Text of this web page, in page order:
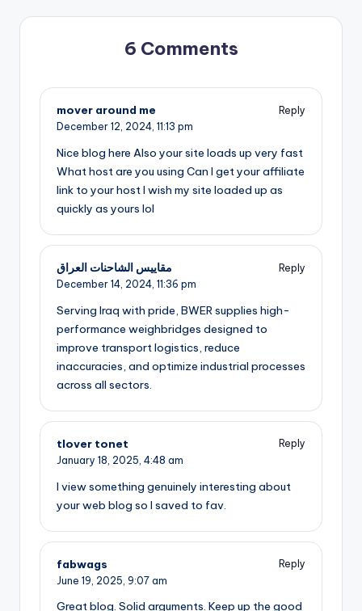
6 Comments
mover around me
Reply
December 12, 2024, 11:13 pm
Nice blog here Also your site loads up very fast
What host are you using Can I get your affiliate
link to your host I wish my site loaded up as
quickly as yours lol
مقاييس الشاحنات العراق
Reply
December 14, 2024, 11:36 pm
Serving Iraq with pride, BWER supplies high-
performance weighbridges designed to
improve transport logistics, reduce
inaccuracies, and optimize industrial processes
across all sectors.
tlover tonet
Reply
January 18, 2025, 4:48 am
I view something genuinely interesting about
your web blog so I saved to fav.
fabwags
Reply
June 19, 2025, 9:07 am
Great blog. Solid arguments. Keep up the good